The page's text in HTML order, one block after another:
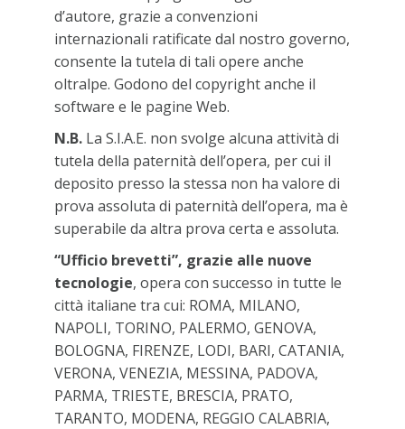
d’autore, grazie a convenzioni
internazionali ratificate dal nostro governo,
consente la tutela di tali opere anche
oltralpe. Godono del copyright anche il
software e le pagine Web.
N.B. La S.I.A.E. non svolge alcuna attività di
tutela della paternità dell’opera, per cui il
deposito presso la stessa non ha valore di
prova assoluta di paternità dell’opera, ma è
superabile da altra prova certa e assoluta.
“Ufficio brevetti”, grazie alle nuove
tecnologie, opera con successo in tutte le
città italiane tra cui: ROMA, MILANO,
NAPOLI, TORINO, PALERMO, GENOVA,
BOLOGNA, FIRENZE, LODI, BARI, CATANIA,
VERONA, VENEZIA, MESSINA, PADOVA,
PARMA, TRIESTE, BRESCIA, PRATO,
TARANTO, MODENA, REGGIO CALABRIA,